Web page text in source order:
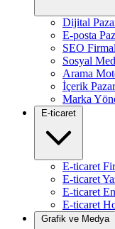
Dijital
E-posta
SEO
Sosyal
Arama
İçerik
Marka
E-ticaret
E-ticaret
E-ticaret
E-ticaret
E-ticaret
Grafik ve Medya